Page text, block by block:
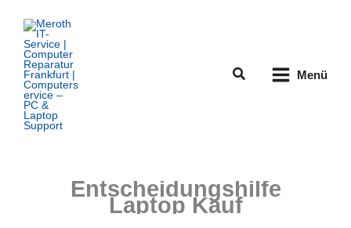
Inhalt
springen
Suchen Menü
Entscheidungshilfe
Laptop Kauf